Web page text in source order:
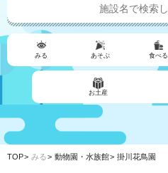
みる あそぶ 食べる
お土産
TOP みる 動物園・水族館 掛川花鳥園